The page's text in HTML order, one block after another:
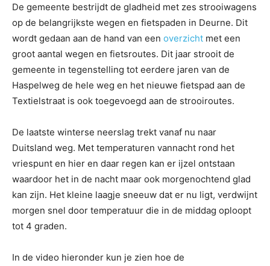
De gemeente bestrijdt de gladheid met zes strooiwagens
op de belangrijkste wegen en fietspaden in Deurne. Dit
wordt gedaan aan de hand van een overzicht met een
groot aantal wegen en fietsroutes. Dit jaar strooit de
gemeente in tegenstelling tot eerdere jaren van de
Haspelweg de hele weg en het nieuwe fietspad aan de
Textielstraat is ook toegevoegd aan de strooiroutes.
De laatste winterse neerslag trekt vanaf nu naar
Duitsland weg. Met temperaturen vannacht rond het
vriespunt en hier en daar regen kan er ijzel ontstaan
waardoor het in de nacht maar ook morgenochtend glad
kan zijn. Het kleine laagje sneeuw dat er nu ligt, verdwijnt
morgen snel door temperatuur die in de middag oploopt
tot 4 graden.
In de video hieronder kun je zien hoe de